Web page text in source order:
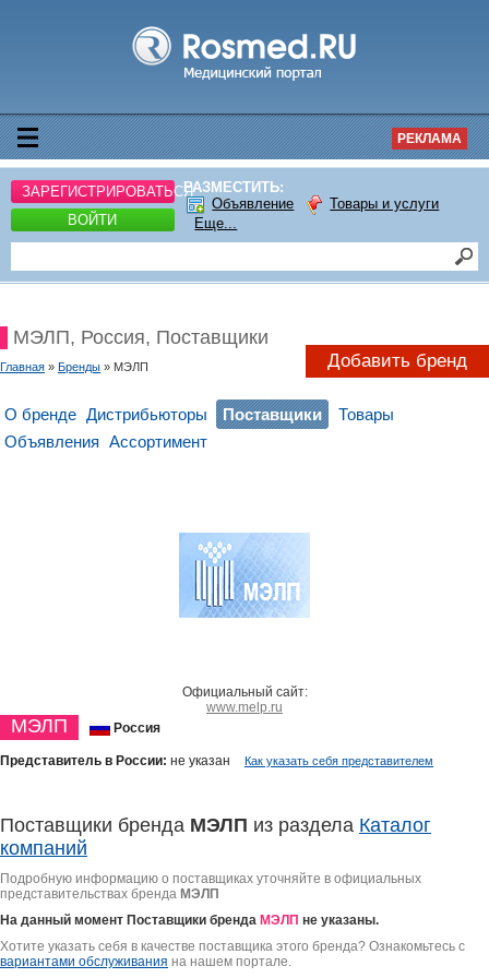
РЕКЛАМА
ЗАРЕГИСТРИРОВАТЬСЯ
ВОЙТИ
РАЗМЕСТИТЬ:
Объявление
Товары и услуги
Еще...
МЭЛП, Россия, Поставщики
Главная » Бренды » МЭЛП Добавить бренд
О бренде Дистрибьюторы Поставщики
Товары
Объявления Ассортимент
Официальный сайт:
www.melp.ru
МЭЛП Россия
Представитель в России: не указан Как указать себя представителем
Поставщики бренда МЭЛП из раздела Каталог
компаний
Подробную информацию о поставщиках уточняйте в официальных
представительствах бренда МЭЛП
На данный момент Поставщики бренда МЭЛП не указаны.
Хотите указать себя в качестве поставщика этого бренда? Ознакомьтесь с
вариантами обслуживания на нашем портале.